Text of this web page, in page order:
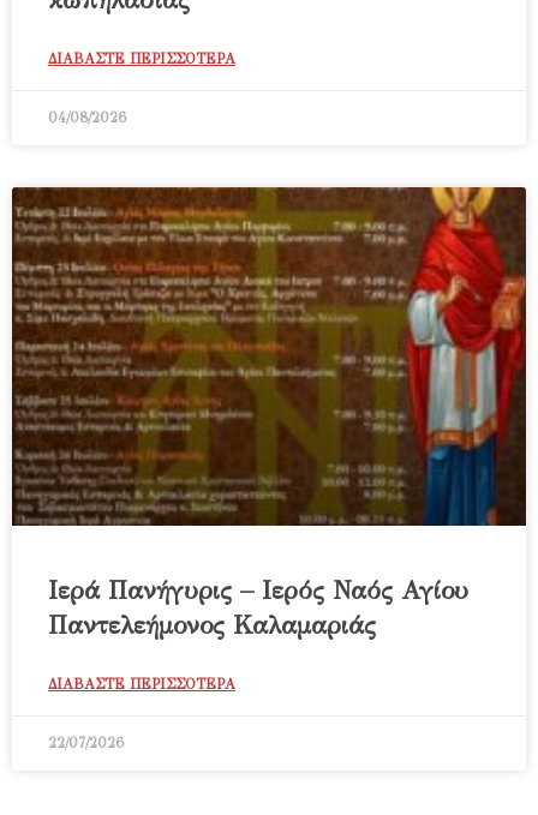
ΔΙΑΒΑΣΤΕ ΠΕΡΙΣΣΟΤΕΡΑ
04/08/2026
Ιερά Πανήγυρις – Ιερός Ναός Αγίου
Παντελεήμονος Καλαμαριάς
ΔΙΑΒΑΣΤΕ ΠΕΡΙΣΣΟΤΕΡΑ
22/07/2026